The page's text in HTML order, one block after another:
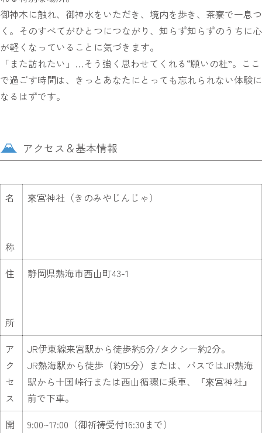
御神木に触れ、御神水をいただき、境内を歩き、茶寮で一息つ
く。そのすべてがひとつにつながり、知らず知らずのうちに心
が軽くなっていることに気づきます。
「また訪れたい」…そう強く思わせてくれる“願いの杜”。ここ
で過ごす時間は、きっとあなたにとっても忘れられない体験に
なるはずです。
アクセス＆基本情報
名
称
來宮神社（きのみやじんじゃ）
住
所
静岡県熱海市西山町43-1
ア
ク
セ
ス
JR伊東線来宮駅から徒歩約5分/タクシー約2分。
JR熱海駅から徒歩（約15分）または、バスではJR熱海
駅から十国峠行または西山循環に乗車、『來宮神社』
前で下車。
開
9:00~17:00（御祈祷受付16:30まで）